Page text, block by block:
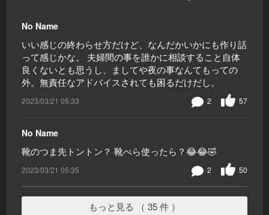
No Name
いい感じの終わらせ方だけど、なんだかいかにも作り話
って感じかな。 夫婦間の事を誰かに相談すること自体
良くないとも思うし、ましてや夜の事なんてもっての
外。無責任なアドバイスされても困るだけだし。
2023/03/21 05:33 57
2
No Name
靴のつま先トントン？ 靴べら使ったら？😂😂🤣
2023/03/21 05:35 50
2
もっと見る （ 35 件 ）